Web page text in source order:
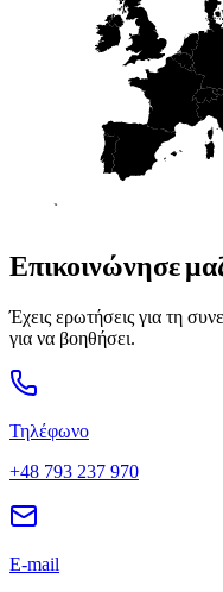
Επικοινώνησε
Έχεις ερωτήσεις για τη
για να βοηθήσει.
Τηλέφωνο
+48 793 237 970
E-mail